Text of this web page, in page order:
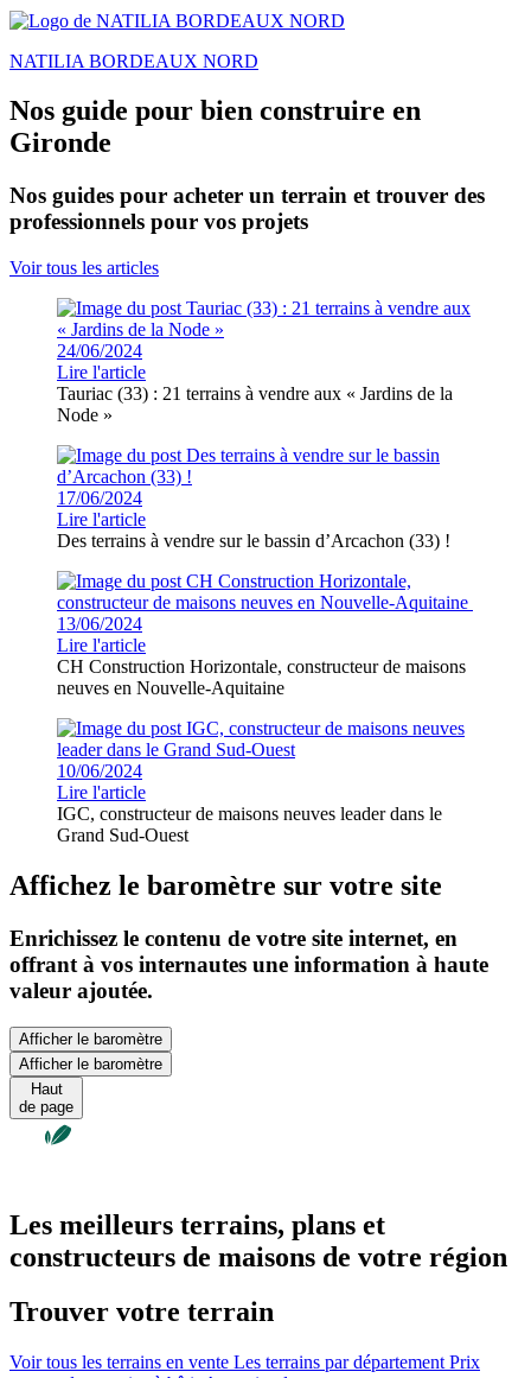
NATILIA BORDEAUX NORD
Nos guide pour bien construire en
Gironde
Nos guides pour acheter un terrain et trouver des
professionnels pour vos projets
Voir tous les articles
24/06/2024
Lire l'article
Tauriac (33) : 21 terrains à vendre aux « Jardins de la
Node »
17/06/2024
Lire l'article
Des terrains à vendre sur le bassin d’Arcachon (33) !
13/06/2024
Lire l'article
CH Construction Horizontale, constructeur de maisons
neuves en Nouvelle-Aquitaine
10/06/2024
Lire l'article
IGC, constructeur de maisons neuves leader dans le
Grand Sud-Ouest
Affichez le baromètre sur votre site
Enrichissez le contenu de votre site internet, en
offrant à vos internautes une information à haute
valeur ajoutée.
Afficher le baromètre
Afficher le baromètre
Haut
de page
Les meilleurs terrains, plans et
constructeurs de maisons de votre région
Trouver votre terrain
Voir tous les terrains en vente Les terrains par département Prix